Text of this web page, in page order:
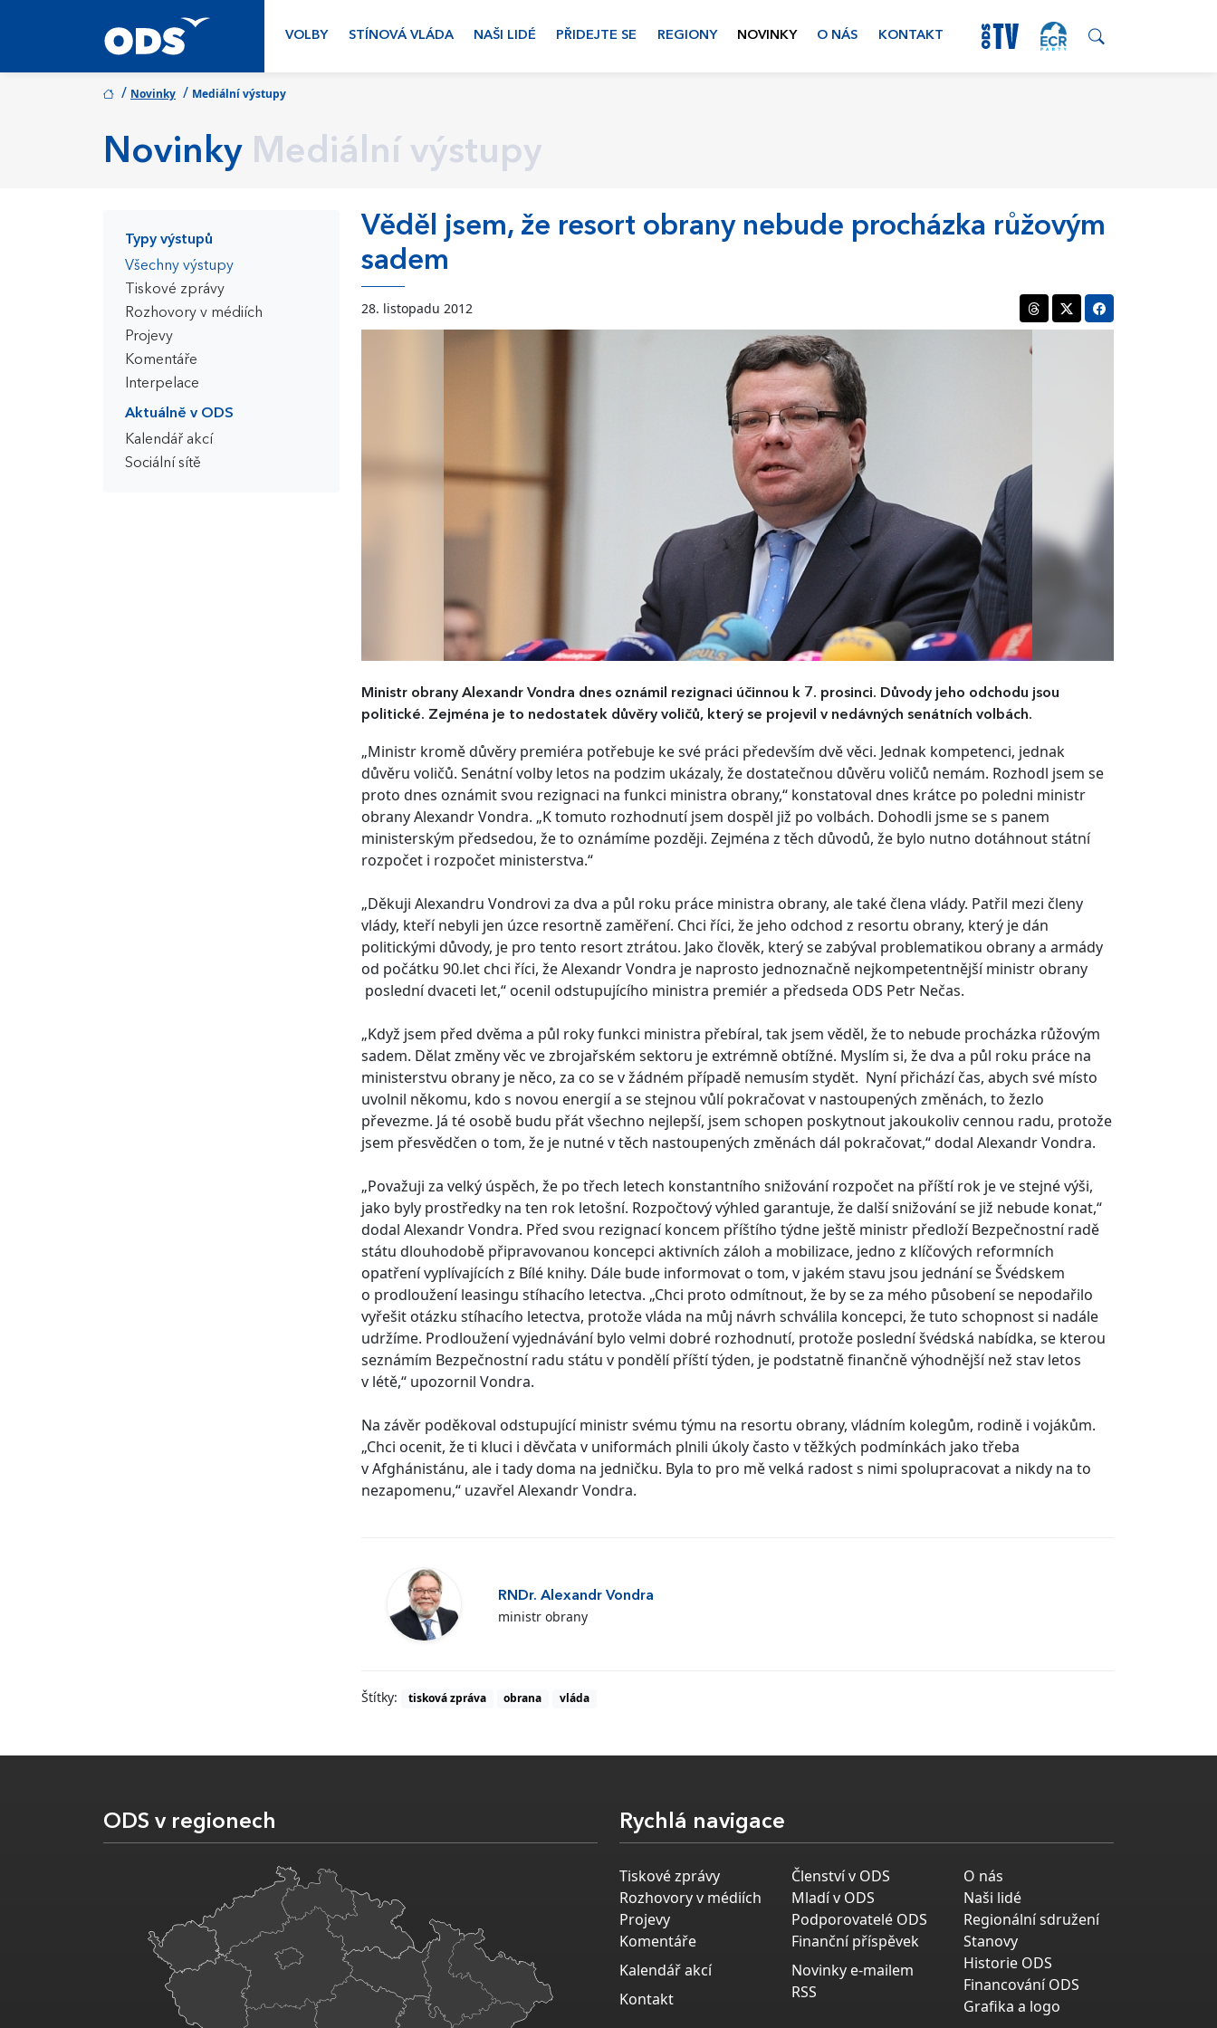
VOLBY STÍNOVÁ VLÁDA NAŠI LIDÉ PŘIDEJTE SE REGIONY NOVINKY O NÁS KONTAKT
/ Novinky / Mediální výstupy
Novinky Mediální výstupy
Typy výstupů
Všechny výstupy
Tiskové zprávy
Rozhovory v médiích
Projevy
Komentáře
Interpelace
Aktuálně v ODS
Kalendář akcí
Sociální sítě
Věděl jsem, že resort obrany nebude procházka růžovým
sadem
28. listopadu 2012
Ministr obrany Alexandr Vondra dnes oznámil rezignaci účinnou k 7. prosinci. Důvody jeho odchodu jsou
politické. Zejména je to nedostatek důvěry voličů, který se projevil v nedávných senátních volbách.
„Ministr kromě důvěry premiéra potřebuje ke své práci především dvě věci. Jednak kompetenci, jednak
důvěru voličů. Senátní volby letos na podzim ukázaly, že dostatečnou důvěru voličů nemám. Rozhodl jsem se
proto dnes oznámit svou rezignaci na funkci ministra obrany,“ konstatoval dnes krátce po poledni ministr
obrany Alexandr Vondra. „K tomuto rozhodnutí jsem dospěl již po volbách. Dohodli jsme se s panem
ministerským předsedou, že to oznámíme později. Zejména z těch důvodů, že bylo nutno dotáhnout státní
rozpočet i rozpočet ministerstva.“
„Děkuji Alexandru Vondrovi za dva a půl roku práce ministra obrany, ale také člena vlády. Patřil mezi členy
vlády, kteří nebyli jen úzce resortně zaměření. Chci říci, že jeho odchod z resortu obrany, který je dán
politickými důvody, je pro tento resort ztrátou. Jako člověk, který se zabýval problematikou obrany a armády
od počátku 90.let chci říci, že Alexandr Vondra je naprosto jednoznačně nejkompetentnější ministr obrany
poslední dvaceti let,“ ocenil odstupujícího ministra premiér a předseda ODS Petr Nečas.
„Když jsem před dvěma a půl roky funkci ministra přebíral, tak jsem věděl, že to nebude procházka růžovým
sadem. Dělat změny věc ve zbrojařském sektoru je extrémně obtížné. Myslím si, že dva a půl roku práce na
ministerstvu obrany je něco, za co se v žádném případě nemusím stydět. Nyní přichází čas, abych své místo
uvolnil někomu, kdo s novou energií a se stejnou vůlí pokračovat v nastoupených změnách, to žezlo
převezme. Já té osobě budu přát všechno nejlepší, jsem schopen poskytnout jakoukoliv cennou radu, protože
jsem přesvědčen o tom, že je nutné v těch nastoupených změnách dál pokračovat,“ dodal Alexandr Vondra.
„Považuji za velký úspěch, že po třech letech konstantního snižování rozpočet na příští rok je ve stejné výši,
jako byly prostředky na ten rok letošní. Rozpočtový výhled garantuje, že další snižování se již nebude konat,“
dodal Alexandr Vondra. Před svou rezignací koncem příštího týdne ještě ministr předloží Bezpečnostní radě
státu dlouhodobě připravovanou koncepci aktivních záloh a mobilizace, jedno z klíčových reformních
opatření vyplívajících z Bílé knihy. Dále bude informovat o tom, v jakém stavu jsou jednání se Švédskem
o prodloužení leasingu stíhacího letectva. „Chci proto odmítnout, že by se za mého působení se nepodařilo
vyřešit otázku stíhacího letectva, protože vláda na můj návrh schválila koncepci, že tuto schopnost si nadále
udržíme. Prodloužení vyjednávání bylo velmi dobré rozhodnutí, protože poslední švédská nabídka, se kterou
seznámím Bezpečnostní radu státu v pondělí příští týden, je podstatně finančně výhodnější než stav letos
v létě,“ upozornil Vondra.
Na závěr poděkoval odstupující ministr svému týmu na resortu obrany, vládním kolegům, rodině i vojákům.
„Chci ocenit, že ti kluci i děvčata v uniformách plnili úkoly často v těžkých podmínkách jako třeba
v Afghánistánu, ale i tady doma na jedničku. Byla to pro mě velká radost s nimi spolupracovat a nikdy na to
nezapomenu,“ uzavřel Alexandr Vondra.
RNDr. Alexandr Vondra
ministr obrany
Štítky: tisková zpráva obrana vláda
ODS v regionech Rychlá navigace
Tiskové zprávy
Rozhovory v médiích
Projevy
Komentáře
Kalendář akcí
Kontakt
Členství v ODS
Mladí v ODS
Podporovatelé ODS
Finanční příspěvek
Novinky e-mailem
RSS
O nás
Naši lidé
Regionální sdružení
Stanovy
Historie ODS
Financování ODS
Grafika a logo